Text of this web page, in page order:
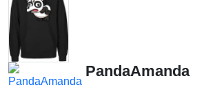
PandaAmanda